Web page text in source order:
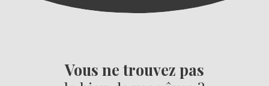
Vous ne trouvez pas